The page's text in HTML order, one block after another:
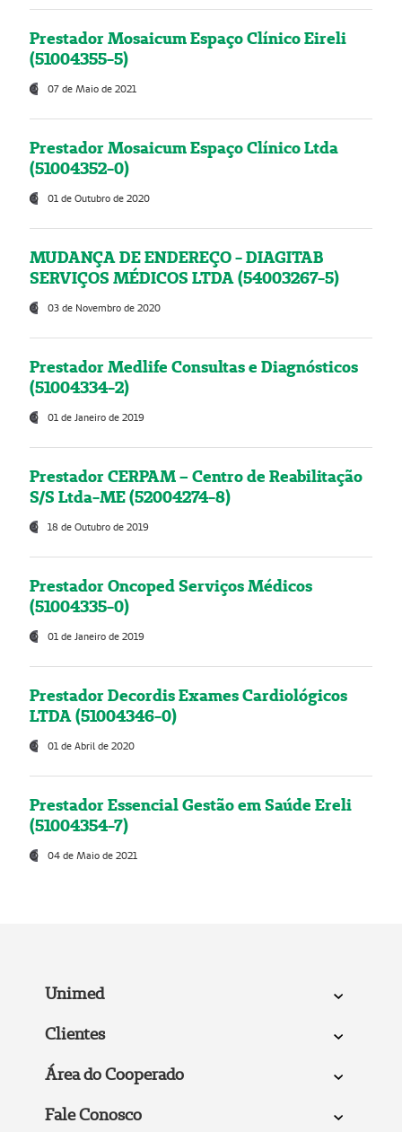
Prestador Mosaicum Espaço Clínico Eireli
(51004355-5)
07 de Maio de 2021
Prestador Mosaicum Espaço Clínico Ltda
(51004352-0)
01 de Outubro de 2020
MUDANÇA DE ENDEREÇO - DIAGITAB
SERVIÇOS MÉDICOS LTDA (54003267-5)
03 de Novembro de 2020
Prestador Medlife Consultas e Diagnósticos
(51004334-2)
01 de Janeiro de 2019
Prestador CERPAM – Centro de Reabilitação
S/S Ltda-ME (52004274-8)
18 de Outubro de 2019
Prestador Oncoped Serviços Médicos
(51004335-0)
01 de Janeiro de 2019
Prestador Decordis Exames Cardiológicos
LTDA (51004346-0)
01 de Abril de 2020
Prestador Essencial Gestão em Saúde Ereli
(51004354-7)
04 de Maio de 2021
Unimed
Clientes
Área do Cooperado
Fale Conosco